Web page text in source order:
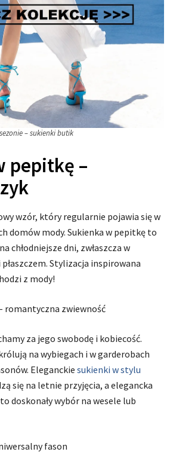
– sukienki butik
pepitkę –
wzór, który regularnie pojawia się w
domów mody. Sukienka w pepitkę to
chłodniejsze dni, zwłaszcza w
Stylizacja inspirowana
z mody!
romantyczna zwiewność
za jego swobodę i kobiecość.
na wybiegach i w garderobach
Eleganckie sukienki w stylu
się na letnie przyjęcia, a elegancka
doskonały wybór na wesele lub
fason